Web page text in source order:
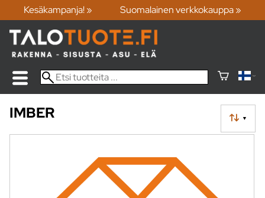
Kesäkampanja! » Suomalainen verkkokauppa »
▼
IMBER